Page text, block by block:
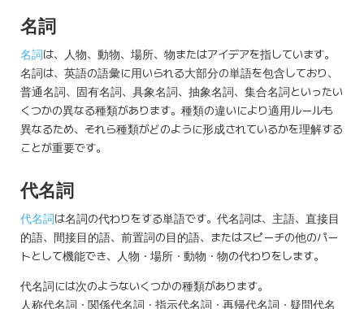
名詞
名詞は、人物、動物、場所、物またはアイデアを指しています。
名詞は、英語の語彙に用いられる大部分の単語を包含しており、
普通名詞、固有名詞、具象名詞、抽象名詞、集合名詞といったい
くつかの異なる種類があります。種類の違いにより適用ルールも
異なるため、それら種類がどのように形成されているかを理解する
ことが重要です。
代名詞
代名詞は名詞の代わりをする単語です。代名詞は、主語、直接目
的語、間接目的語、前置詞の目的語、またはスピーチの他のパー
トとして機能でき、人物・場所・動物・物の代わりをします。
代名詞には次のようないくつかの種類があります。
人称代名詞・関係代名詞・指示代名詞・再帰代名詞・疑問代名